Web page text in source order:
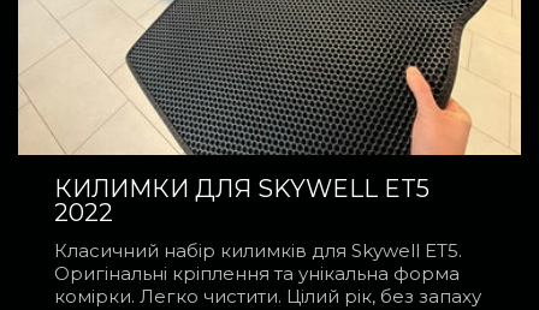
КИЛИМКИ ДЛЯ SKYWELL ET5
2022
Класичний набір килимків для Skywell ET5.
Оригінальні кріплення та унікальна форма
комірки. Легко чистити. Цілий рік, без запаху